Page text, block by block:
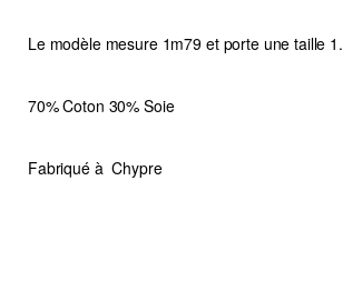
Le modèle mesure 1m79 et porte une taille 1.
70% Coton 30% Soie
Fabriqué à Chypre